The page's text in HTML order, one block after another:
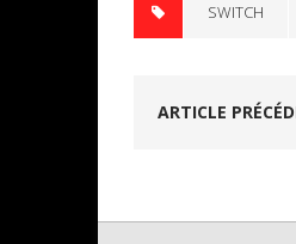
SWITCH
ARTICLE